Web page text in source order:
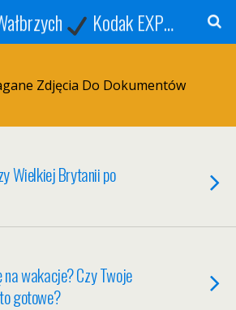
Kodak EXPRESS
Zdjęcia Do Dokumentów
Wielkiej Brytanii po
wakacje? Czy Twoje
gotowe?